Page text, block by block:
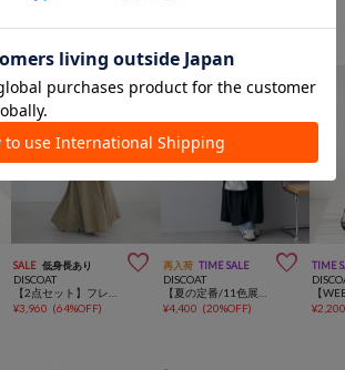
SALE 低身長あり 
DISCOAT
¥3,960 (64%OFF)
再入荷 TIME SALE 
DISCOAT
¥4,400 (20%OFF)
TIME
¥